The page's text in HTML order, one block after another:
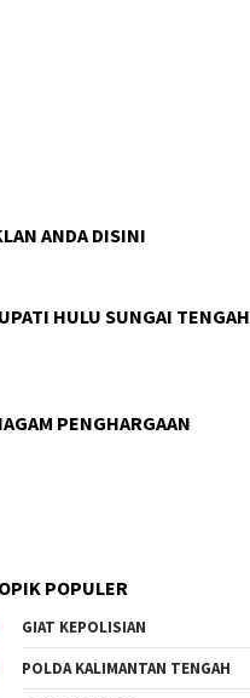
ANDA DISINI
HULU SUNGAI TENGAH
PENGHARGAAN
POPULER
GIAT KEPOLISIAN
POLDA KALIMANTAN TENGAH